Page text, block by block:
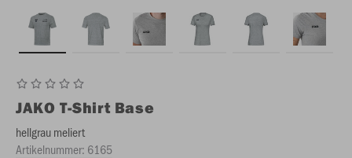
JAKO T-Shirt Base
hellgrau meliert
Artikelnummer: 6165